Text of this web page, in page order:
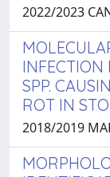
2022/2023
SPP.
ROT IN
2018/2019